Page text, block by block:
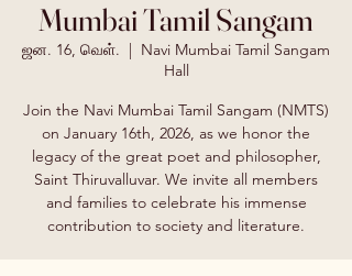
Mumbai Tamil Sangam
ஜன. 16, வெள்.
  |
Navi Mumbai Tamil Sangam
Hall
Join the Navi Mumbai Tamil Sangam (NMTS)
on January 16th, 2026, as we honor the
legacy of the great poet and philosopher,
Saint Thiruvalluvar. We invite all members
and families to celebrate his immense
contribution to society and literature.